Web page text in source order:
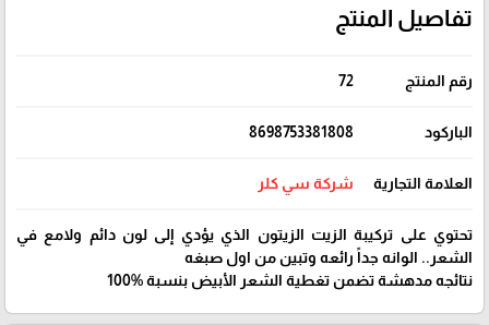
تفاصيل المنتج
رقم المنتج 72
الباركود 8698753381808
العلامة التجارية شركة سي كلر
تحتوي على تركيبة الزيت الزيتون الذي يؤدي إلى لون دائم ولامع في
الشعر.. الوانه جداً رائعه وتبين من اول صبغه
نتائجه مدهشة تضمن تغطية الشعر الأبيض بنسبة %100